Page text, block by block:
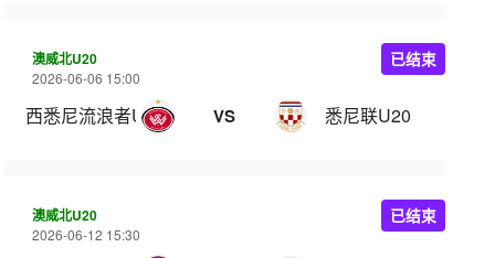
澳威北U20
2026-06-06 15:00
西悉尼流浪者U20 VS 悉尼联U20
已结束
澳威北U20
2026-06-12 15:30
已结束